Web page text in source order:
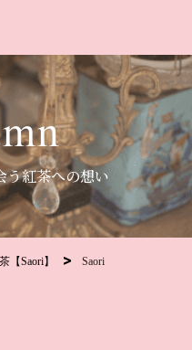
う紅茶への想い
【Saori】 Saori